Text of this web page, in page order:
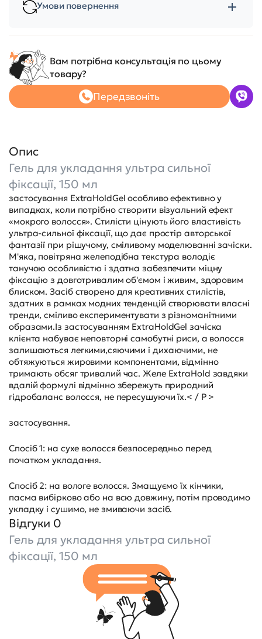
Умови повернення
Вам потрібна консультація по цьому
товару?
Передзвоніть
Опис
Гель для укладання ультра сильної
фіксації, 150 мл
застосування ExtraHoldGel особливо ефективно у
випадках, коли потрібно створити візуальний ефект
«мокрого волосся». Стилісти цінують його властивість
ультра-сильної фіксації, що дає простір авторської
фантазії при рішучому, сміливому моделюванні зачіски.
М'яка, повітряна желеподібна текстура володіє
танучою особливістю і здатна забезпечити міцну
фіксацію з довготривалим об'ємом і живим, здоровим
блиском. Засіб створено для креативних стилістів,
здатних в рамках модних тенденцій створювати власні
тренди, сміливо експериментувати з різноманітними
образами.Із застосуванням ExtraHoldGel зачіска
клієнта набуває неповторні самобутні риси, а волосся
залишаються легкими,сяючими і дихаючими, не
обтяжуються жировими компонентами, відмінно
тримають обсяг тривалий час. Желе ExtraHold завдяки
вдалій формулі відмінно збережуть природний
гідробаланс волосся, не пересушуючи їх.< / P >
застосування.
Спосіб 1: на сухе волосся безпосередньо перед
початком укладання.
Спосіб 2: на вологе волосся. Змащуємо їх кінчики,
пасма вибірково або на всю довжину, потім проводимо
укладку і сушимо, не змиваючи засіб.
Відгуки 0
Гель для укладання ультра сильної
фіксації, 150 мл